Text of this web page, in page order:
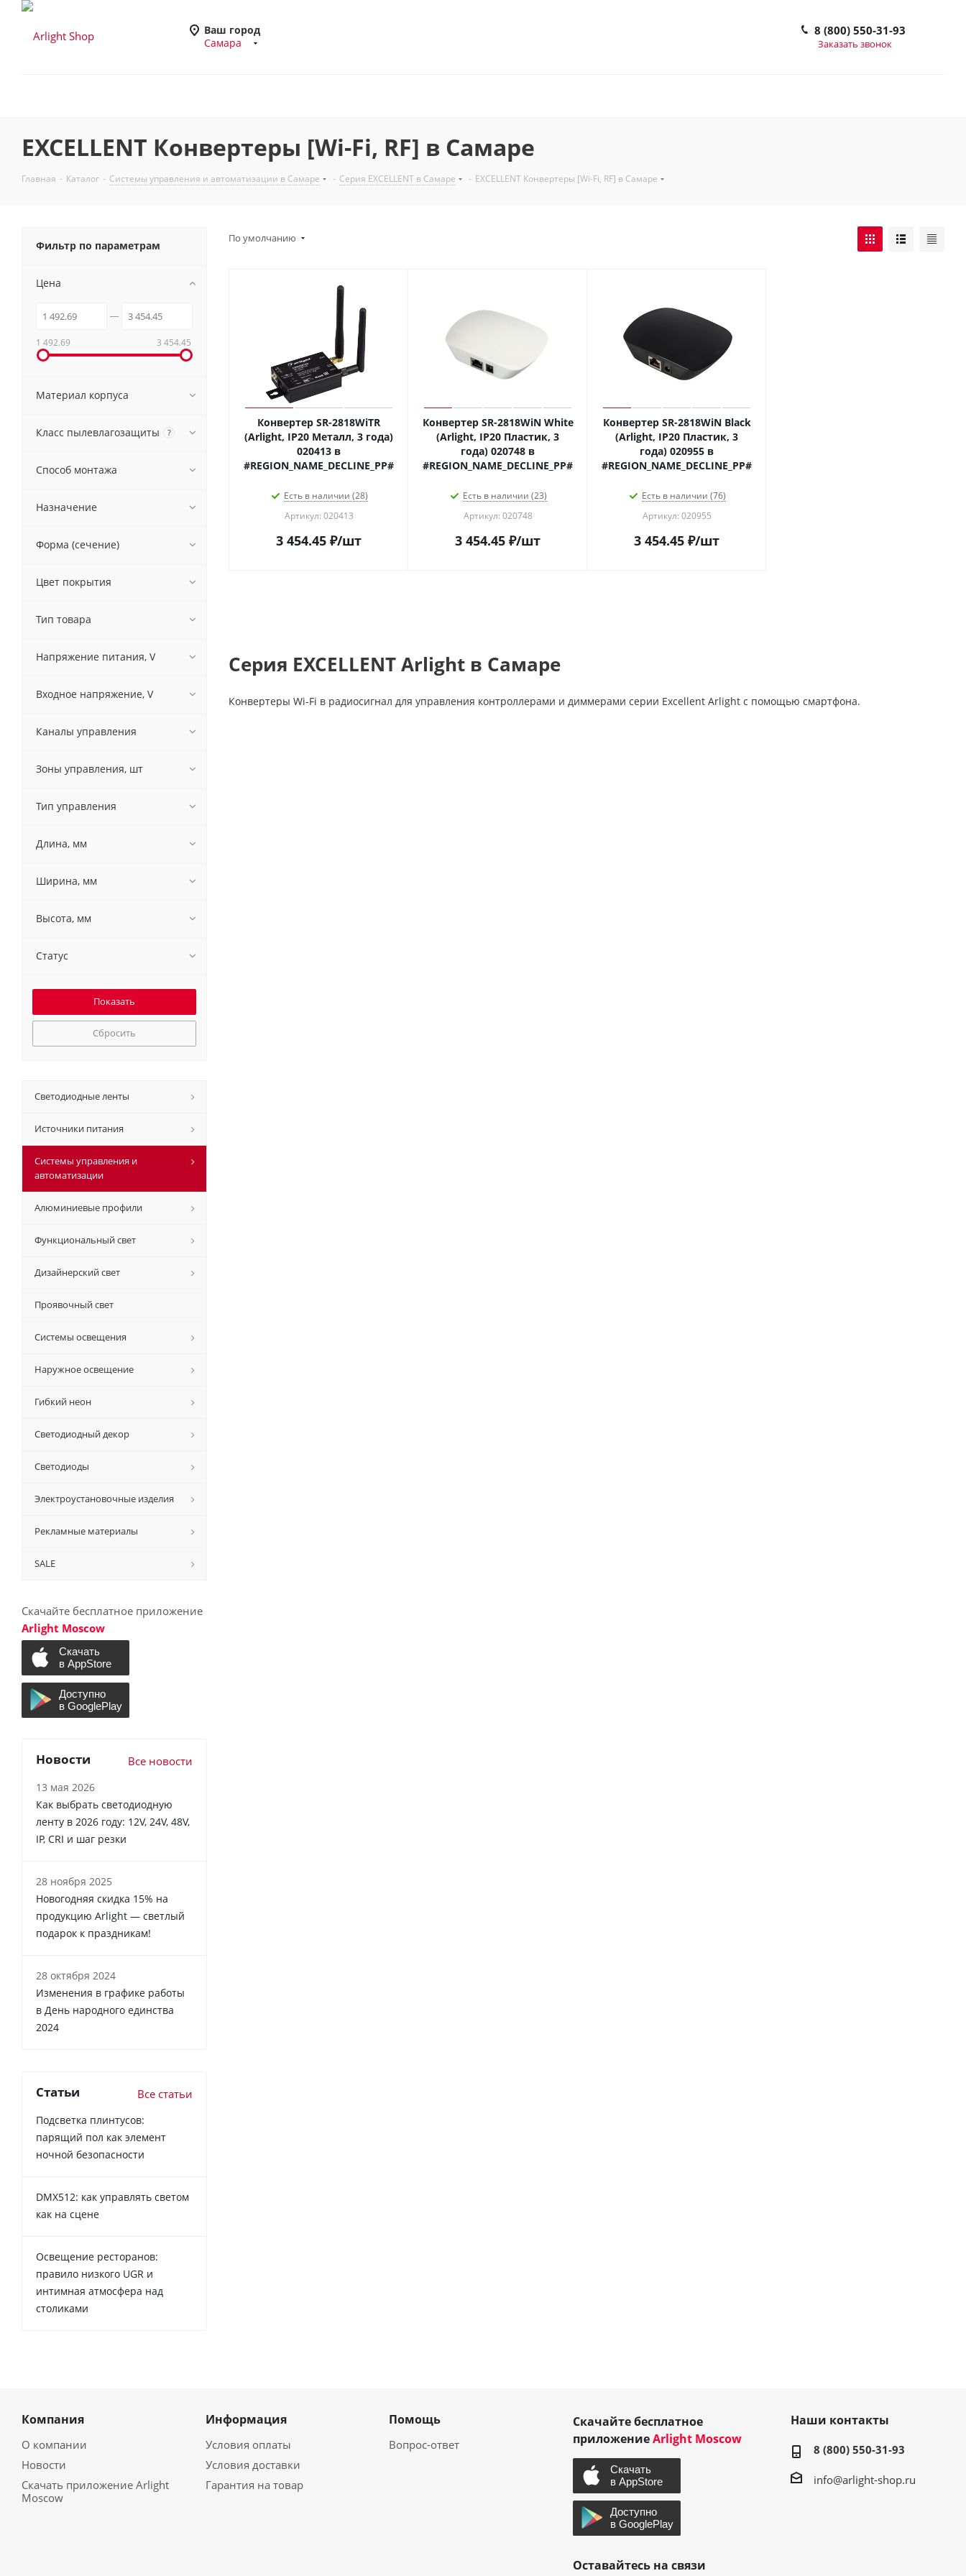
Ваш город
Самара
8 (800) 550-31-93
Заказать звонок
EXCELLENT Конвертеры [Wi-Fi, RF] в Самаре
Главная - Каталог - Системы управления и автоматизации в Самаре - Серия EXCELLENT в Самаре - EXCELLENT Конвертеры [Wi-Fi, RF] в Самаре
По умолчанию
Конвертер SR-2818WiTR
(Arlight, IP20 Металл, 3 года)
020413 в
#REGION_NAME_DECLINE_PP#
Есть в наличии (28)
Артикул: 020413
3 454.45 ₽/шт
Конвертер SR-2818WiN White
(Arlight, IP20 Пластик, 3
года) 020748 в
#REGION_NAME_DECLINE_PP#
Есть в наличии (23)
Артикул: 020748
3 454.45 ₽/шт
Конвертер SR-2818WiN Black
(Arlight, IP20 Пластик, 3
года) 020955 в
#REGION_NAME_DECLINE_PP#
Есть в наличии (76)
Артикул: 020955
3 454.45 ₽/шт
Серия EXCELLENT Arlight в Самаре
Конвертеры Wi-Fi в радиосигнал для управления контроллерами и диммерами серии Excellent Arlight с помощью смартфона.
Фильтр по параметрам
Цена
1 492.69 3 454.45
Материал корпуса
Класс пылевлагозащиты ?
Способ монтажа
Назначение
Форма (сечение)
Цвет покрытия
Тип товара
Напряжение питания, V
Входное напряжение, V
Каналы управления
Зоны управления, шт
Тип управления
Длина, мм
Ширина, мм
Высота, мм
Статус
Сбросить
Светодиодные ленты
Источники питания
Системы управления и
автоматизации
Алюминиевые профили
Функциональный свет
Дизайнерский свет
Проявочный свет
Системы освещения
Наружное освещение
Гибкий неон
Светодиодный декор
Светодиоды
Электроустановочные изделия
Рекламные материалы
SALE
Скачайте бесплатное приложение
Arlight Moscow
Новости Все новости
13 мая 2026
Как выбрать светодиодную
ленту в 2026 году: 12V, 24V, 48V,
IP, CRI и шаг резки
28 ноября 2025
Новогодняя скидка 15% на
продукцию Arlight — светлый
подарок к праздникам!
28 октября 2024
Изменения в графике работы
в День народного единства
2024
Статьи Все статьи
Подсветка плинтусов:
парящий пол как элемент
ночной безопасности
DMX512: как управлять светом
как на сцене
Освещение ресторанов:
правило низкого UGR и
интимная атмосфера над
столиками
Компания
О компании
Новости
Скачать приложение Arlight
Moscow
Информация
Условия оплаты
Условия доставки
Гарантия на товар
Помощь
Вопрос-ответ
Скачайте бесплатное
приложениеArlight Moscow
Оставайтесь на связи
Наши контакты
8 (800) 550-31-93
info@arlight-shop.ru